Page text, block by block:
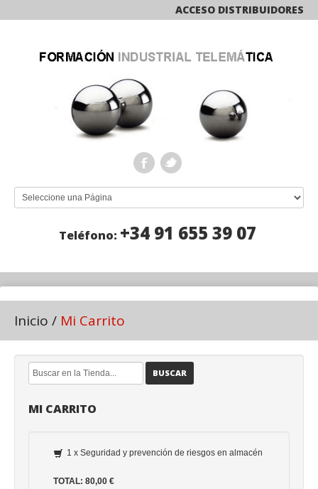
ACCESO DISTRIBUIDORES
Teléfono: +34 91 655 39 07
Inicio / Mi Carrito
BUSCAR
MI CARRITO
1 x Seguridad y prevención de riesgos en almacén
TOTAL: 80,00 €